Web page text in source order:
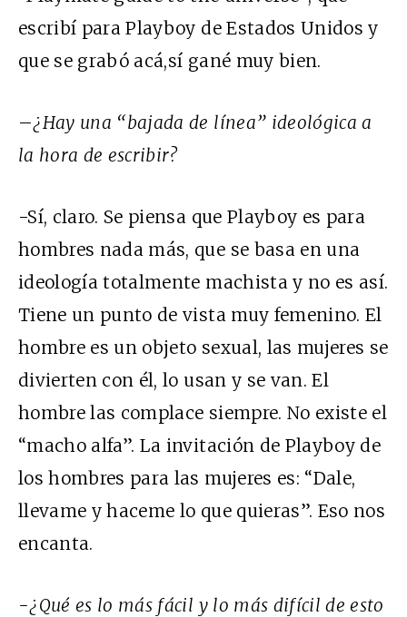
escribí para Playboy de Estados Unidos y
que se grabó acá,sí gané muy bien.
–¿Hay una “bajada de línea” ideológica a
la hora de escribir?
-Sí, claro. Se piensa que Playboy es para
hombres nada más, que se basa en una
ideología totalmente machista y no es así.
Tiene un punto de vista muy femenino. El
hombre es un objeto sexual, las mujeres se
divierten con él, lo usan y se van. El
hombre las complace siempre. No existe el
“macho alfa”. La invitación de Playboy de
los hombres para las mujeres es: “Dale,
llevame y haceme lo que quieras”. Eso nos
encanta.
-¿Qué es lo más fácil y lo más difícil de esto